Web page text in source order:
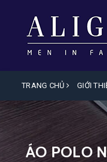
TRANG CHỦ GIỚI
ÁO POLO